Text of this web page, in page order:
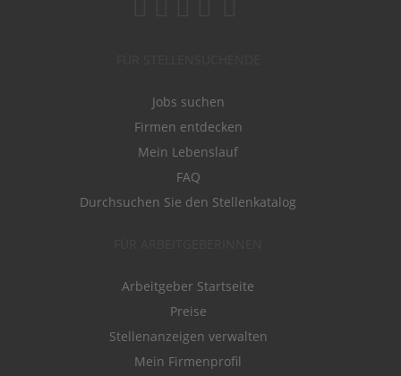
Jobs suchen
Firmen entdecken
Mein Lebenslauf
FAQ
Durchsuchen Sie den Stellenkatalog
Arbeitgeber Startseite
Preise
Stellenanzeigen verwalten
Mein Firmenprofil